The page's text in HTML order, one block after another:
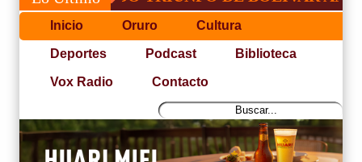
Inicio Oruro Cultura
Deportes Podcast Biblioteca
Vox Radio Contacto